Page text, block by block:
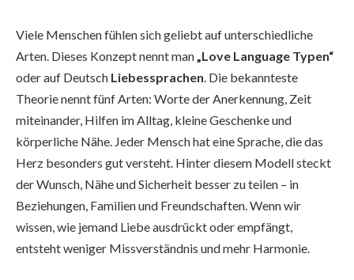
Viele Menschen fühlen sich geliebt auf unterschiedliche
Arten. Dieses Konzept nennt man„Love Language Typen“
oder auf Deutsch Liebessprachen. Die bekannteste
Theorie nennt fünf Arten: Worte der Anerkennung, Zeit
miteinander, Hilfen im Alltag, kleine Geschenke und
körperliche Nähe. Jeder Mensch hat eine Sprache, die das
Herz besonders gut versteht. Hinter diesem Modell steckt
der Wunsch, Nähe und Sicherheit besser zu teilen – in
Beziehungen, Familien und Freundschaften. Wenn wir
wissen, wie jemand Liebe ausdrückt oder empfängt,
entsteht weniger Missverständnis und mehr Harmonie.